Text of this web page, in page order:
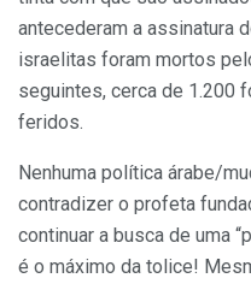
antecederam a assinatura
israelitas foram mortos
seguintes, cerca de 1.200
feridos.
Nenhuma política árabe/
contradizer o profeta
continuar a busca de uma
é o máximo da tolice!